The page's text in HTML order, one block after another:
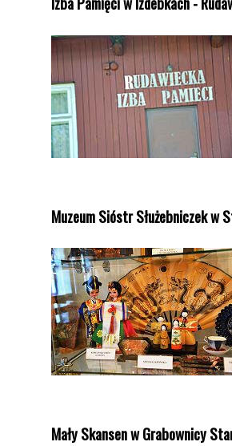
Muzeum Sióstr Służebniczek w
Mały Skansen w Grabownicy